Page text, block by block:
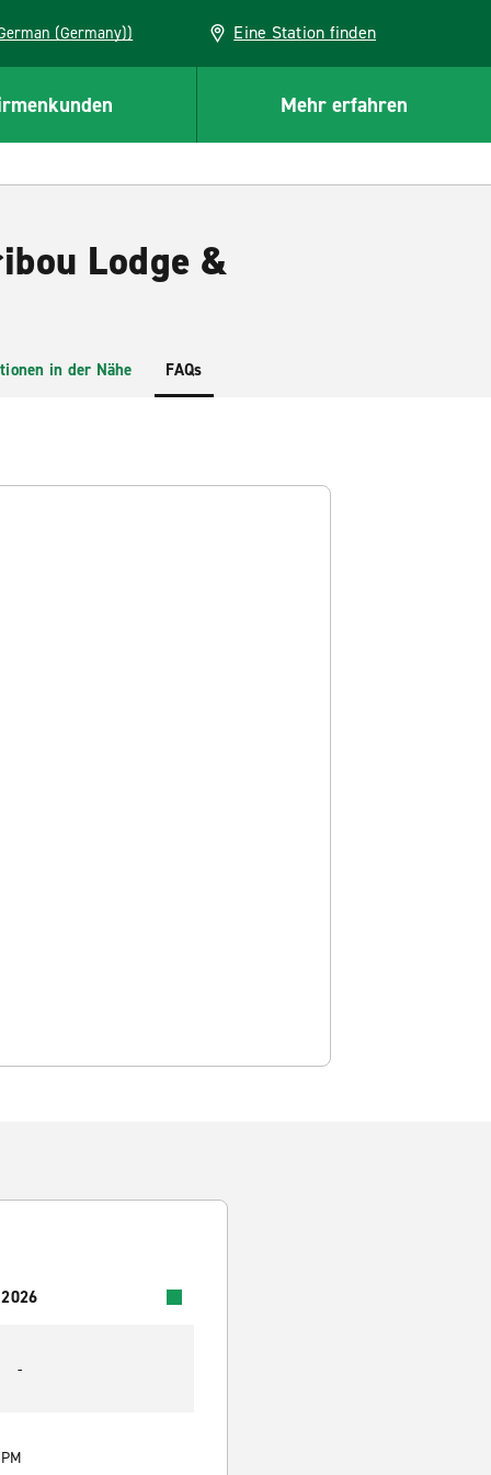
(German (Germany)) Eine Station finden
Mehr erfahren
Lodge &
in der Nähe FAQs
-